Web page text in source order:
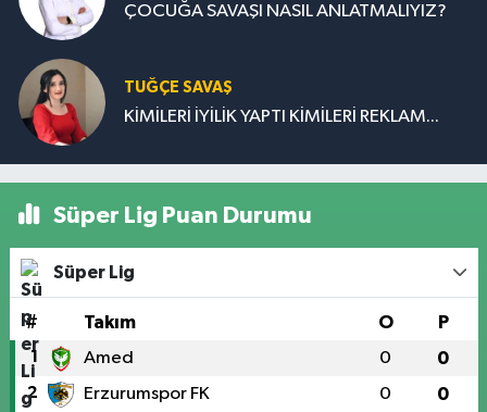
ÇOCUĞA SAVAŞI NASIL ANLATMALIYIZ?
TUĞÇE SAVAŞ
KİMİLERİ İYİLİK YAPTI KİMİLERİ REKLAM...
Süper Lig Puan Durumu
Süper Lig
# Takım O P
1 Amed 0 0
2 Erzurumspor FK 0 0